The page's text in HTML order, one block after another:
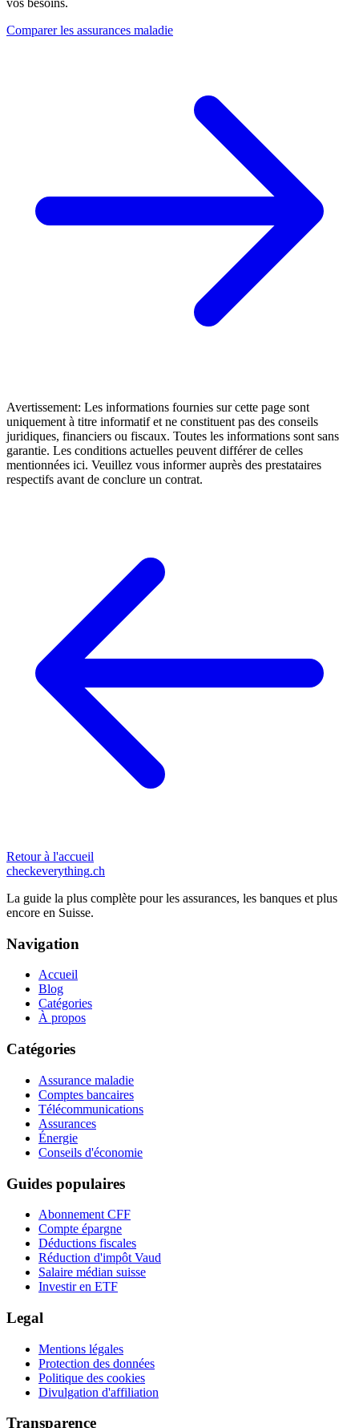
vos besoins.
Comparer les assurances maladie
Avertissement: Les informations fournies sur cette page sont
uniquement à titre informatif et ne constituent pas des conseils
juridiques, financiers ou fiscaux. Toutes les informations sont sans
garantie. Les conditions actuelles peuvent différer de celles
mentionnées ici. Veuillez vous informer auprès des prestataires
respectifs avant de conclure un contrat.
Retour à l'accueil
checkeverything.ch
La guide la plus complète pour les assurances, les banques et plus
encore en Suisse.
Navigation
Accueil
Blog
Catégories
À propos
Catégories
Assurance maladie
Comptes bancaires
Télécommunications
Assurances
Énergie
Conseils d'économie
Guides populaires
Abonnement CFF
Compte épargne
Déductions fiscales
Réduction d'impôt Vaud
Salaire médian suisse
Investir en ETF
Legal
Mentions légales
Protection des données
Politique des cookies
Divulgation d'affiliation
Transparence